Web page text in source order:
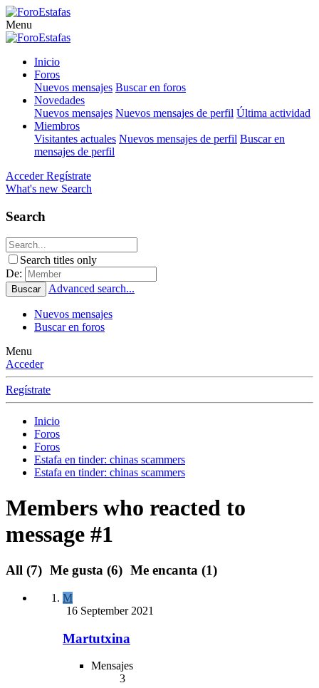
Menu
Inicio
Foros
Nuevos mensajes Buscar en foros
Novedades
Nuevos mensajes Nuevos mensajes de perfil Última actividad
Miembros
Visitantes actuales Nuevos mensajes de perfil Buscar en
mensajes de perfil
Acceder Regístrate
What's new Search
Search
Search titles only
De:
Buscar Advanced search...
Nuevos mensajes
Buscar en foros
Menu
Acceder
Regístrate
Inicio
Foros
Foros
Estafa en tinder: chinas scammers
Estafa en tinder: chinas scammers
Members who reacted to
message #1
All (7) Me gusta (6) Me encanta (1)
M
16 September 2021
Martutxina
Mensajes
3